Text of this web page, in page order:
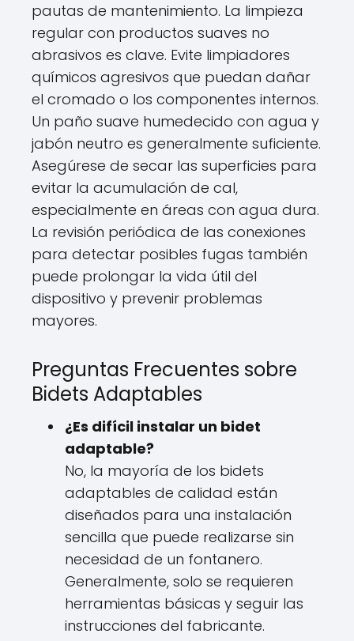
pautas de mantenimiento. La limpieza
regular con productos suaves no
abrasivos es clave. Evite limpiadores
químicos agresivos que puedan dañar
el cromado o los componentes internos.
Un paño suave humedecido con agua y
jabón neutro es generalmente suficiente.
Asegúrese de secar las superficies para
evitar la acumulación de cal,
especialmente en áreas con agua dura.
La revisión periódica de las conexiones
para detectar posibles fugas también
puede prolongar la vida útil del
dispositivo y prevenir problemas
mayores.
Preguntas Frecuentes sobre
Bidets Adaptables
¿Es difícil instalar un bidet
adaptable?
No, la mayoría de los bidets
adaptables de calidad están
diseñados para una instalación
sencilla que puede realizarse sin
necesidad de un fontanero.
Generalmente, solo se requieren
herramientas básicas y seguir las
instrucciones del fabricante.